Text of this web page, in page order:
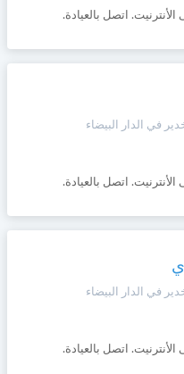
اتصل بالعيادة.
في الدار البيضاء
اتصل بالعيادة.
في الدار البيضاء
اتصل بالعيادة.